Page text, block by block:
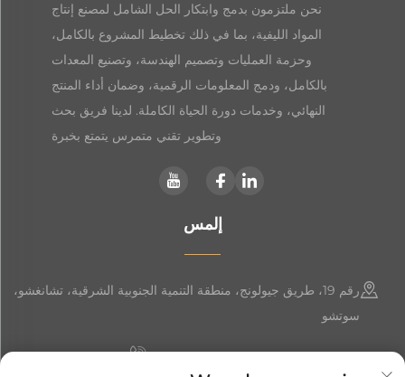
نحن ملتزمون بدمج وابتكار الحل الشامل لمصنع إنتاج
المواد الليفية، بما في ذلك تخطيط المشروع بالكامل،
وحزمة العمليات وتصميم الهندسة، وتصنيع المعدات
بالكامل، ودمج المعلومات الرقمية، وضمان أداء المنتج
النهائي، وخدمات دورة الحياة الكاملة. لدينا فريق بحث
وتطوير تقني متمرس يتمتع بخبرة
إلمس
رقم 19، طريق جيولونج، منطقة التنمية الجنوبية الشرقية، تشانغشو،
سوتشو
+86-19906239903